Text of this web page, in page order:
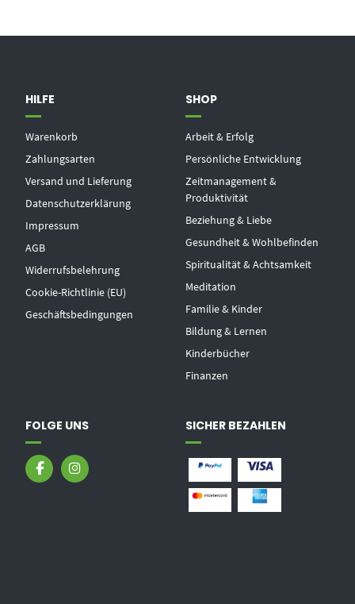
HILFE
Warenkorb
Zahlungsarten
Versand und Lieferung
Datenschutzerklärung
Impressum
AGB
Widerrufsbelehrung
Cookie-Richtlinie (EU)
Geschäftsbedingungen
SHOP
Arbeit & Erfolg
Persönliche Entwicklung
Zeitmanagement &
Produktivität
Beziehung & Liebe
Gesundheit & Wohlbefinden
Spiritualität & Achtsamkeit
Meditation
Familie & Kinder
Bildung & Lernen
Kinderbücher
Finanzen
FOLGE UNS SICHER BEZAHLEN